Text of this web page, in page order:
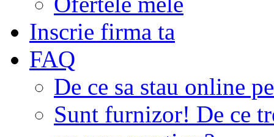
Inscrie firma ta
FAQ
De ce sa stau online
Sunt furnizor! De ce